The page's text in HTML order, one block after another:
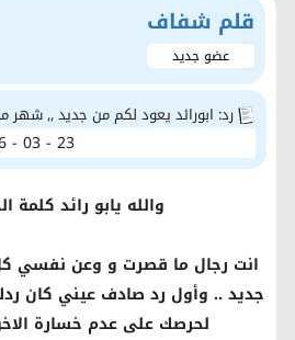
قلم شفاف
عضو جديد
رد: ابورائد يعود لكم من جديد ,, شهر
23 - 03 - 2016,
والله يابو رائد كلمة
انت رجال ما قصرت و وعن نفسي
جديد .. وأول رد صادف عيني كان
لحرصك على عدم خسارة